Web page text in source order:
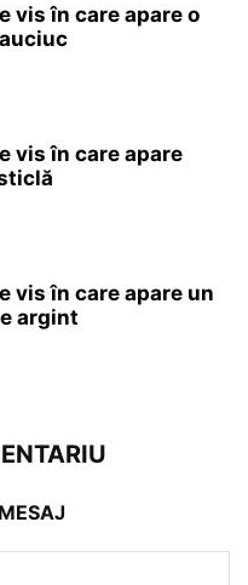
vis în care apare o
vis în care apare
vis în care apare un
argint